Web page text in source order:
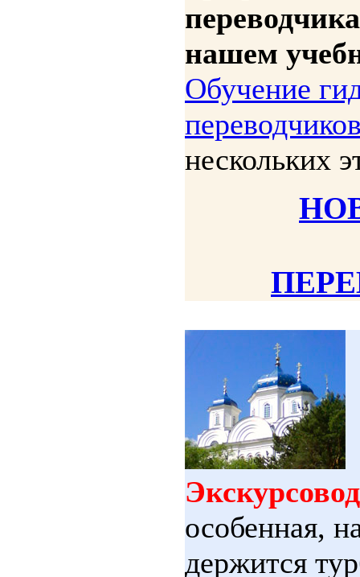
нашем
Обучение
нескольких
Экскурсовод
особенная,
держится